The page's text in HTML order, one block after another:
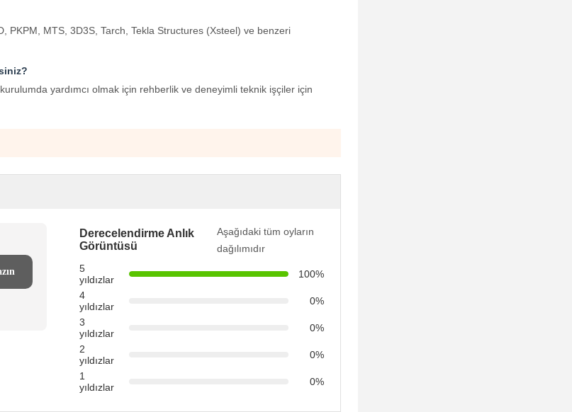
PKPM, MTS, 3D3S, Tarch, Tekla Structures (Xsteel) ve benzeri
yardımcı olmak için rehberlik ve deneyimli teknik işçiler için
Derecelendirme Anlık
Görüntüsü
Aşağıdaki tüm oyların
dağılımıdır
5
yıldızlar
100%
4
yıldızlar
0%
3
yıldızlar
0%
2
yıldızlar
0%
1
yıldızlar
0%